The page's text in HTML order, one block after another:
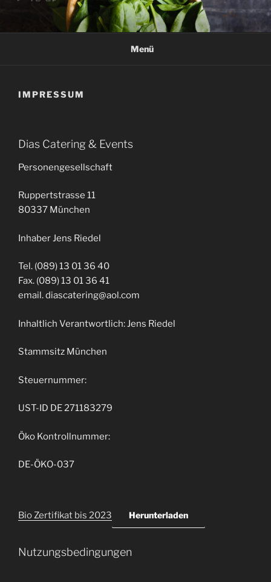
springen
Menü
IMPRESSUM
Dias Catering & Events
Personengesellschaft
Ruppertstrasse 11
80337 München
Inhaber Jens Riedel
Tel. (089) 13 01 36 40
Fax. (089) 13 01 36 41
email. diascatering@aol.com
Inhaltlich Verantwortlich: Jens Riedel
Stammsitz München
Steuernummer:
UST-ID DE 271183279
Öko Kontrollnummer:
DE-ÖKO-037
Bio Zertifikat bis 2023 Herunterladen
Nutzungsbedingungen